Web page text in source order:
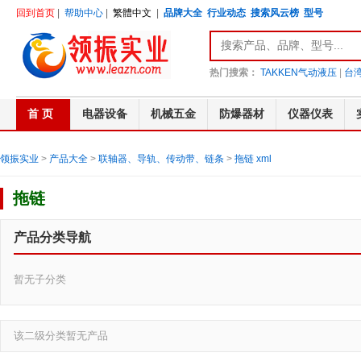
回到首页 帮助中心 繁體中文 品牌大全 行业动态 搜索风云榜 型号
热门搜索： TAKKEN气动液压 台
首 页 电器设备 机械五金 防爆器材 仪器仪表
领振实业 > 产品大全 > 联轴器、导轨、传动带、链条 > 拖链 xml
拖链
产品分类导航
暂无子分类
该二级分类暂无产品